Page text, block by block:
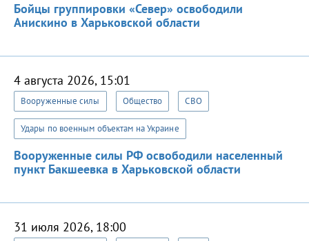
Бойцы группировки «Север» освободили
Анискино в Харьковской области
4 августа 2026, 15:01
Вооруженные силы Общество СВО
Удары по военным объектам на Украине
Вооруженные силы РФ освободили населенный
пункт Бакшеевка в Харьковской области
31 июля 2026, 18:00